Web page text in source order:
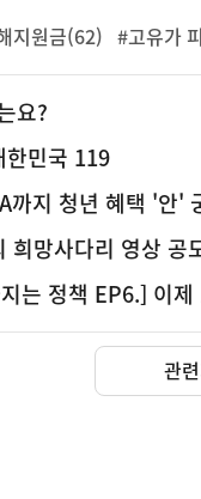
지원금(62) #고유가
요?
한민국 119
까지 청년 혜택 '안'
희망사다리 영상 공
는 정책 EP6.] 이제
관